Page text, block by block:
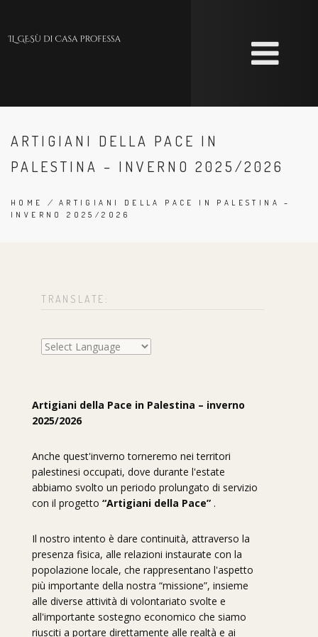
main
ARTIGIANI DELLA PACE IN
PALESTINA – INVERNO 2025/2026
BREADCRUMB
HOME / ARTIGIANI DELLA PACE IN PALESTINA –
INVERNO 2025/2026
TRANSLATE:
Artigiani della Pace in Palestina – inverno
2025/2026
Anche quest'inverno torneremo nei territori
palestinesi occupati, dove durante l'estate
abbiamo svolto un periodo prolungato di servizio
con il progetto “Artigiani della Pace” .
Il nostro intento è dare continuità, attraverso la
presenza fisica, alle relazioni instaurate con la
popolazione locale, che rappresentano l'aspetto
più importante della nostra “missione”, insieme
alle diverse attività di volontariato svolte e
all'importante sostegno economico che siamo
riusciti a portare direttamente alle realtà e ai